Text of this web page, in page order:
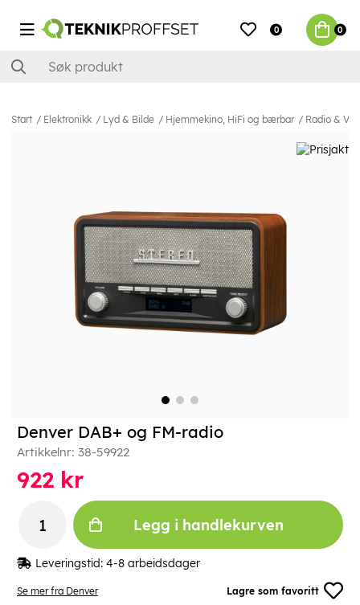
0 0
Start Elektronikk Lyd & Bilde Hjemmekino, HiFi og bærbar Radio &
Se mer fra Denver Lagre som favoritt
Denver DAB+ og FM-radio
Artikkelnr: 38-59922
922 kr
Legg i handlekurven
Leveringstid: 4-8 arbeidsdager